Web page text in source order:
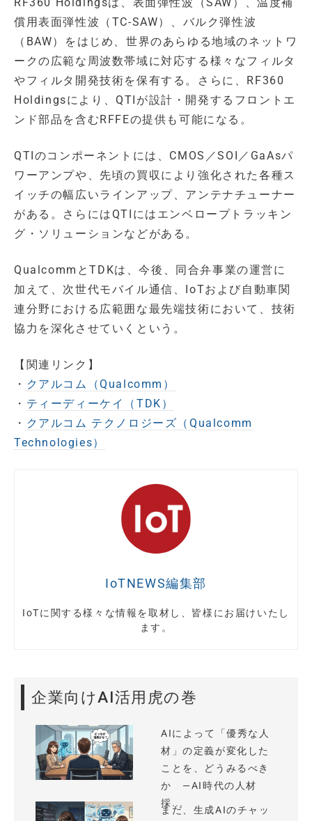
償用表面弾性波（TC-SAW）、バルク弾性波
（BAW）をはじめ、世界のあらゆる地域のネットワ
ークの広範な周波数帯域に対応する様々なフィルタ
やフィルタ開発技術を保有する。さらに、RF360
Holdingsにより、QTIが設計・開発するフロントエ
ンド部品を含むRFFEの提供も可能になる。
QTIのコンポーネントには、CMOS／SOI／GaAsパ
ワーアンプや、先頃の買収により強化された各種ス
イッチの幅広いラインアップ、アンテナチューナー
がある。さらにはQTIにはエンベロープトラッキン
グ・ソリューションなどがある。
QualcommとTDKは、今後、同合弁事業の運営に
加えて、次世代モバイル通信、IoTおよび自動車関
連分野における広範囲な最先端技術において、技術
協力を深化させていくという。
【関連リンク】
・ クアルコム（Qualcomm）
・ ティーディーケイ（TDK）
・ クアルコム テクノロジーズ（Qualcomm
Technologies）
IoTNEWS編集部
IoTに関する様々な情報を取材し、皆様にお届けいたし
ます。
企業向けAI活用虎の巻
AIによって「優秀な人
材」の定義が変化した
ことを、どうみるべき
か —AI時代の人材
採...
まだ、生成AIのチャッ